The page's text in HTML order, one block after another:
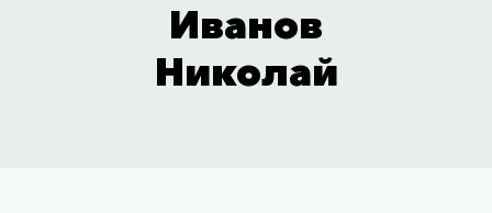
Иванов
Николай